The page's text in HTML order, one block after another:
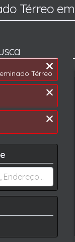
Térreo
Térreo